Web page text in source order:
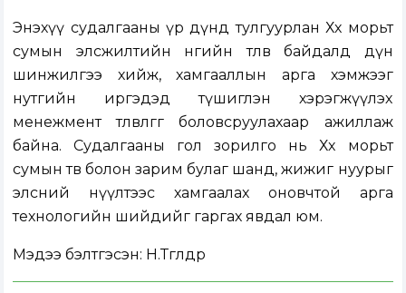
Энэхүү судалгааны үр дүнд тулгуурлан Хөх морьт
сумын элсжилтийн өнөөгийн төлөв байдалд дүн
шинжилгээ хийж, хамгааллын арга хэмжээг
нутгийн иргэдэд түшиглэн хэрэгжүүлэх
менежмент төлөвлөгөөг боловсруулахаар ажиллаж
байна. Судалгааны гол зорилго нь Хөх морьт
сумын төв болон зарим булаг шанд, жижиг нуурыг
элсний нүүлтээс хамгаалах оновчтой арга
технологийн шийдийг гаргах явдал юм.
Мэдээ бэлтгэсэн: Н.Төгөлдөр